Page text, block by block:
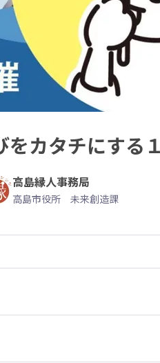
をカタチにする
高島縁人事務局
高島市役所 未来創造課